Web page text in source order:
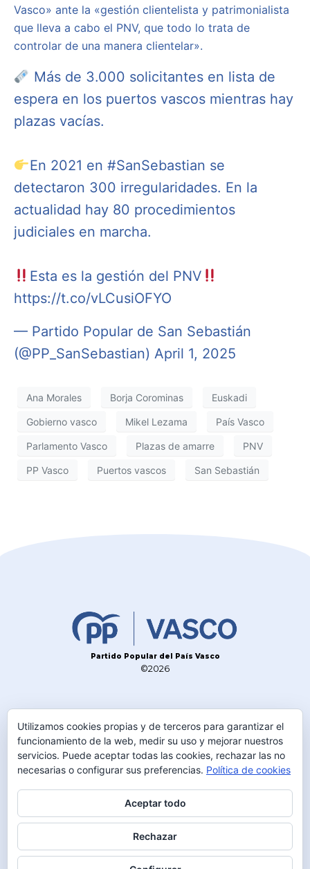
Vasco» ante la «gestión clientelista y patrimonialista
que lleva a cabo el PNV, que todo lo trata de
controlar de una manera clientelar».
Más de 3.000 solicitantes en lista de
espera en los puertos vascos mientras hay
plazas vacías.
En 2021 en #SanSebastian se
detectaron 300 irregularidades. En la
actualidad hay 80 procedimientos
judiciales en marcha.
Esta es la gestión del PNV
https://t.co/vLCusiOFYO
— Partido Popular de San Sebastián
(@PP_SanSebastian) April 1, 2025
Ana Morales Borja Corominas Euskadi
Gobierno vasco Mikel Lezama País Vasco
Parlamento Vasco Plazas de amarre PNV
PP Vasco Puertos vascos San Sebastián
Partido Popular del País Vasco
©2026
CONTACTO
TELÉFONO
945 230 600
DIRECCIÓN
C/Olaguibel 2 1º
01001 Vitoria-Gasteiz
MAIL
info@ppvasco.com
Utilizamos cookies propias y de terceros para garantizar el
funcionamiento de la web, medir su uso y mejorar nuestros
servicios. Puede aceptar todas las cookies, rechazar las no
necesarias o configurar sus preferencias. Política de cookies
Aceptar todo
Rechazar